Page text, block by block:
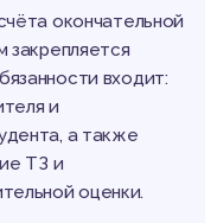
окончательной
входит:
и
а также
ТЗ и
оценки.